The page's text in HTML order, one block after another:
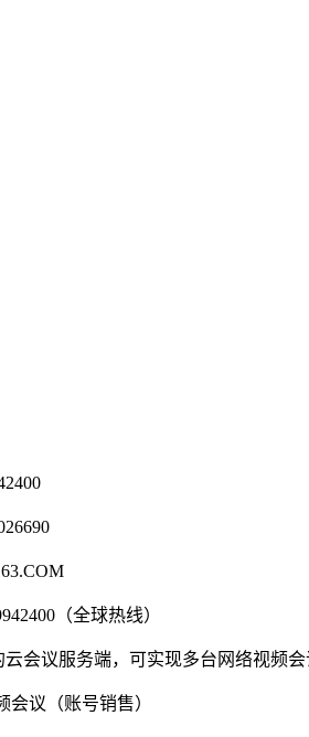
（全球热线）
会议服务端，可实现多台网络视频
会议（账号销售）